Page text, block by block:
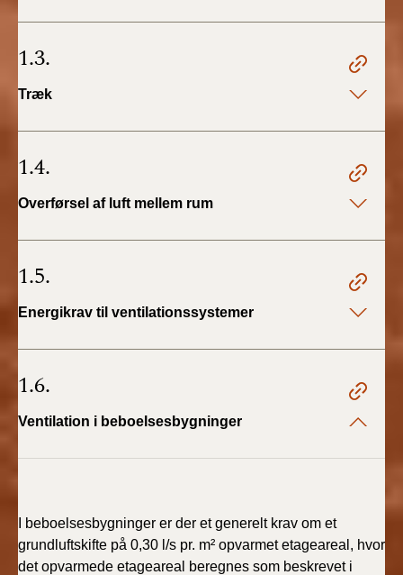
BR18 (10/3-30/6
BR18 (4/7-31/12
BR18 (1/1-4/7 2019)
BR18 (1/7-31/12
BR18 (1/1-30/6
2018)
Tidligere BR (1961-
1.3.
Træk
1.4.
Overførsel af luft mellem rum
1.5.
Energikrav til ventilationssystemer
1.6.
Ventilation i beboelsesbygninger
I beboelsesbygninger er der et generelt krav om et
grundluftskifte på 0,30 l/s pr. m² opvarmet etageareal, hvor
det opvarmede etageareal beregnes som beskrevet i